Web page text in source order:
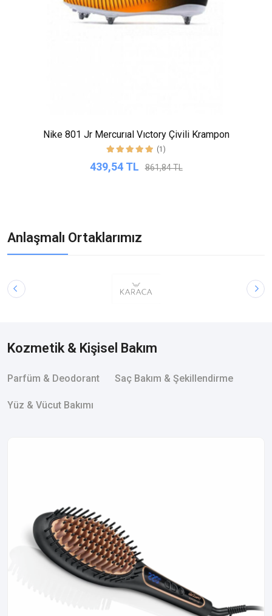
Nike 801 Jr Mercurıal Vıctory Çivili Krampon
(1)
439,54 TL 861,84 TL
Anlaşmalı Ortaklarımız
Kozmetik & Kişisel Bakım
Parfüm & Deodorant Saç Bakım & Şekillendirme
Yüz & Vücut Bakımı